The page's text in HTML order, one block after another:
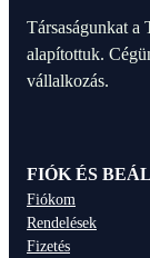
Társaságunkat
alapítottuk.
vállalkozás.
FIÓK ÉS
Fiókom
Rendelések
Fizetés